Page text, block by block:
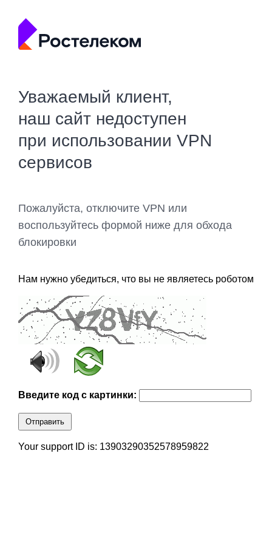
Уважаемый клиент,
наш сайт недоступен
при использовании VPN
сервисов
Пожалуйста, отключите VPN или
воспользуйтесь формой ниже для обхода
блокировки
Нам нужно убедиться, что вы не являетесь роботом
Введите код с картинки:
Отправить
Your support ID is: 13903290352578959822